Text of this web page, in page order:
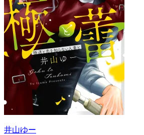
井山ゆー